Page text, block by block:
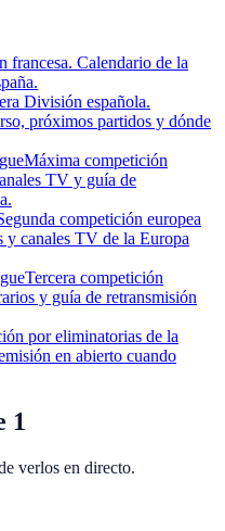
francesa. Calendario de la
División española.
próximos partidos y dónde
Máxima competición
TV y guía de
competición europea
y canales TV de la Europa
Tercera competición
y guía de retransmisión
por eliminatorias de la
en abierto cuando
1
verlos en directo.